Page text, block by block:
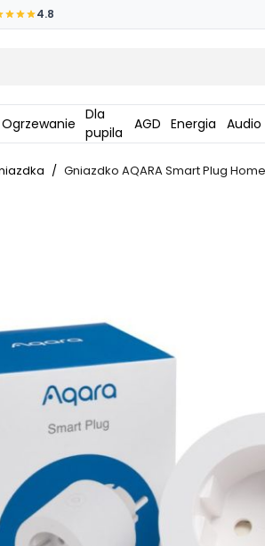
4.8
Ogrzewanie
Dla
pupila
AGD Energia Audio
/ Gniazdko AQARA Smart Plug